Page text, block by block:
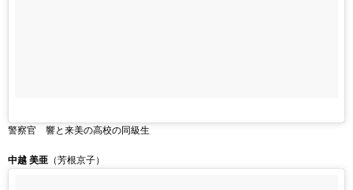
警察官 響と来美の高校の同級生
中越 美亜 （芳根京子）